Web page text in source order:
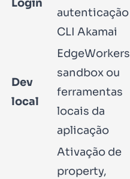
Login
autenticação
CLI Akamai
Dev
local
EdgeWorkers
sandbox ou
ferramentas
locais da
aplicação
Ativação de
property,